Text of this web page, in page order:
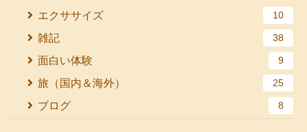
エクササイズ 10
雑記 38
面白い体験 9
旅（国内＆海外） 25
ブログ 8